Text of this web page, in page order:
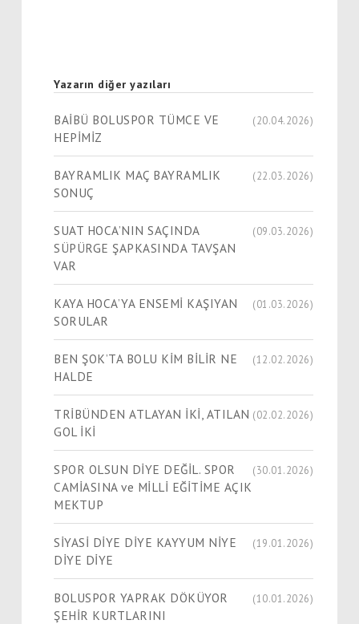
Yazarın diğer yazıları
BAİBÜ BOLUSPOR TÜMCE VE
HEPİMİZ
(20.04.2026)
BAYRAMLIK MAÇ BAYRAMLIK
SONUÇ
(22.03.2026)
SUAT HOCA’NIN SAÇINDA
SÜPÜRGE ŞAPKASINDA TAVŞAN
VAR
(09.03.2026)
KAYA HOCA’YA ENSEMİ KAŞIYAN
SORULAR
(01.03.2026)
BEN ŞOK’TA BOLU KİM BİLİR NE
HALDE
(12.02.2026)
TRİBÜNDEN ATLAYAN İKİ, ATILAN
GOL İKİ
(02.02.2026)
SPOR OLSUN DİYE DEĞİL. SPOR
CAMİASINA ve MİLLİ EĞİTİME AÇIK
MEKTUP
(30.01.2026)
SİYASİ DİYE DİYE KAYYUM NİYE
DİYE DİYE
(19.01.2026)
BOLUSPOR YAPRAK DÖKÜYOR
ŞEHİR KURTLARINI
(10.01.2026)